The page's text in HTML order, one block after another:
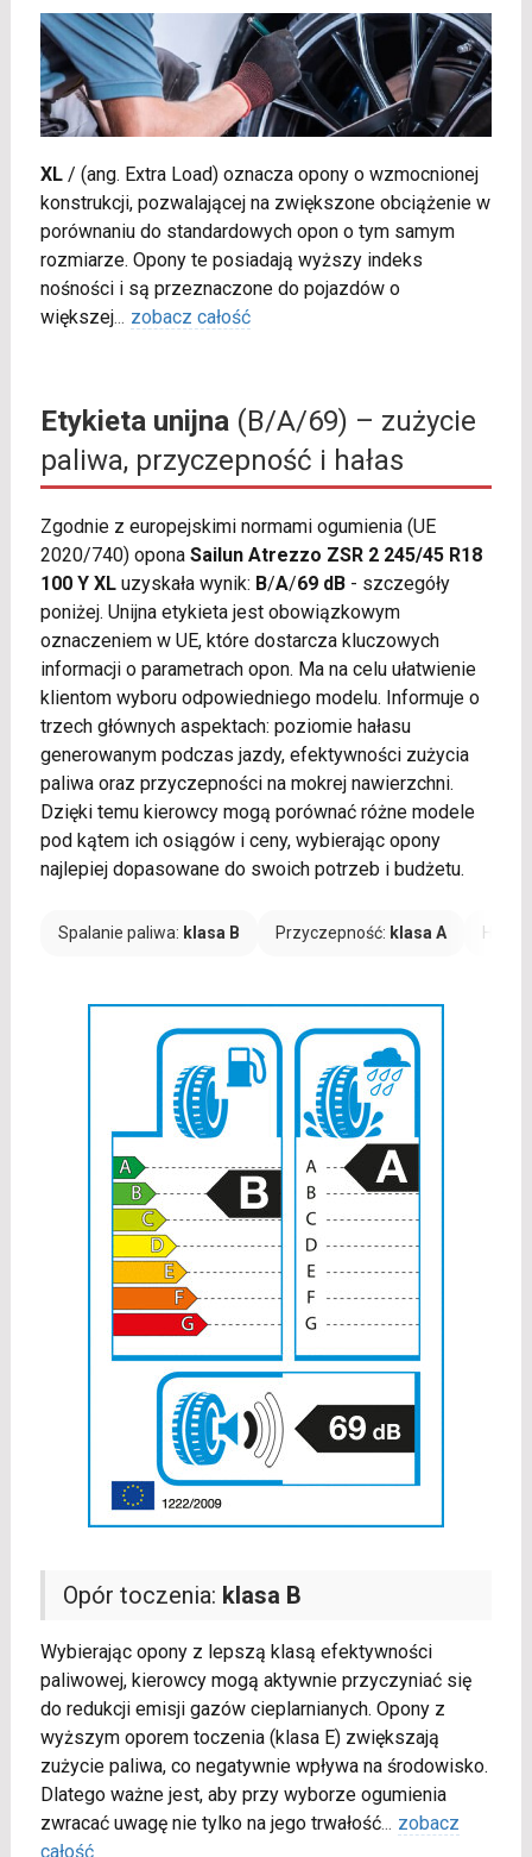
XL/ (ang. Extra Load) oznacza opony o wzmocnionej
konstrukcji, pozwalającej na zwiększone obciążenie w
porównaniu do standardowych opon o tym samym
rozmiarze. Opony te posiadają wyższy indeks
nośności i są przeznaczone do pojazdów o
większej... zobacz całość
Etykieta unijna(B/A/69) – zużycie
paliwa, przyczepność i hałas
Zgodnie z europejskimi normami ogumienia (UE
2020/740) opona Sailun Atrezzo ZSR 2 245/45 R18
100 Y XLuzyskała wynik: B/A/69 dB- szczegóły
poniżej. Unijna etykieta jest obowiązkowym
oznaczeniem w UE, które dostarcza kluczowych
informacji o parametrach opon. Ma na celu ułatwienie
klientom wyboru odpowiedniego modelu. Informuje o
trzech głównych aspektach: poziomie hałasu
generowanym podczas jazdy, efektywności zużycia
paliwa oraz przyczepności na mokrej nawierzchni.
Dzięki temu kierowcy mogą porównać różne modele
pod kątem ich osiągów i ceny, wybierając opony
najlepiej dopasowane do swoich potrzeb i budżetu.
Spalanie paliwa: klasa B Przyczepność: klasa A Hałas:
Opór toczenia: klasa B
Wybierając opony z lepszą klasą efektywności
paliwowej, kierowcy mogą aktywnie przyczyniać się
do redukcji emisji gazów cieplarnianych. Opony z
wyższym oporem toczenia (klasa E) zwiększają
zużycie paliwa, co negatywnie wpływa na środowisko.
Dlatego ważne jest, aby przy wyborze ogumienia
zwracać uwagę nie tylko na jego trwałość... zobacz
całość